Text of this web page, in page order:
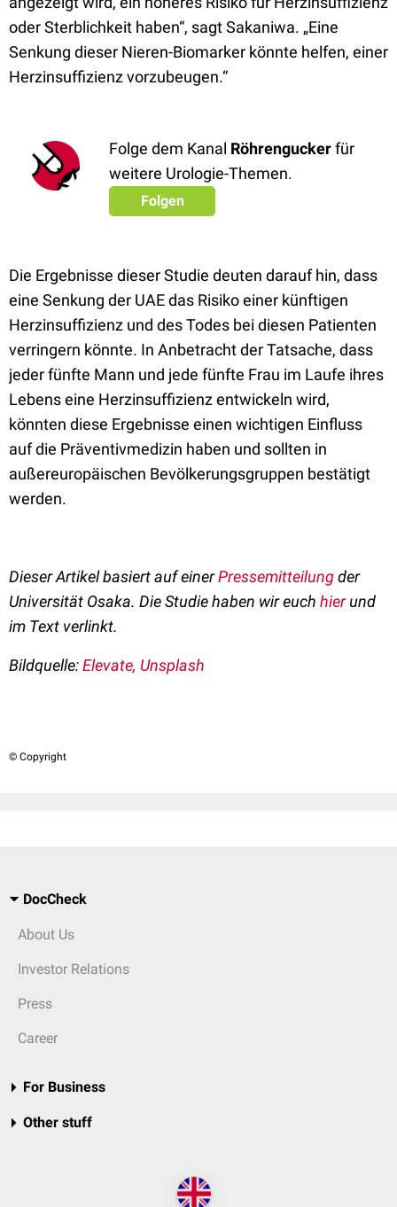
oder Sterblichkeit haben“, sagt Sakaniwa. „Eine
Senkung dieser Nieren-Biomarker könnte helfen, einer
Herzinsuffizienz vorzubeugen.“
Folge dem Kanal Röhrenguckerfür
weitere Urologie-Themen.
Folgen
Die Ergebnisse dieser Studie deuten darauf hin, dass
eine Senkung der UAE das Risiko einer künftigen
Herzinsuffizienz und des Todes bei diesen Patienten
verringern könnte. In Anbetracht der Tatsache, dass
jeder fünfte Mann und jede fünfte Frau im Laufe ihres
Lebens eine Herzinsuffizienz entwickeln wird,
könnten diese Ergebnisse einen wichtigen Einfluss
auf die Präventivmedizin haben und sollten in
außereuropäischen Bevölkerungsgruppen bestätigt
werden.
Dieser Artikel basiert auf einerPressemitteilungder
Universität Osaka. Die Studie haben wir euch hierund
im Text verlinkt.
Bildquelle:Elevate, Unsplash
© Copyright
DocCheck
About Us
Investor Relations
Press
Career
For Business
Other stuff